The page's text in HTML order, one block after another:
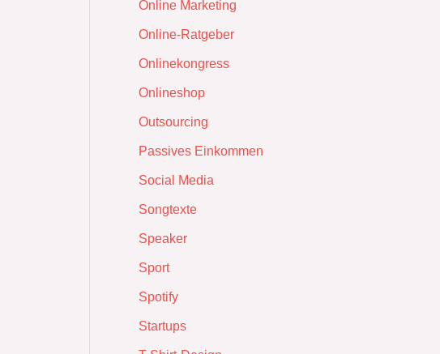
Online Marketing
Online-Ratgeber
Onlinekongress
Onlineshop
Outsourcing
Passives Einkommen
Social Media
Songtexte
Speaker
Sport
Spotify
Startups